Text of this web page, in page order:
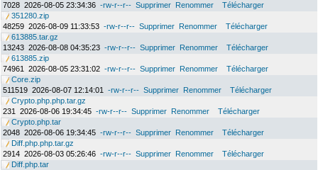
7028 2026-08-05 23:34:36 -rw-r--r-- Supprimer Renommer
Télécharger
351280.zip
48259 2026-08-09 11:33:53 -rw-r--r-- Supprimer Renommer
Télécharger
613885.tar.gz
13243 2026-08-08 04:35:23 -rw-r--r-- Supprimer Renommer
Télécharger
613885.zip
74961
2026-08-05 23:31:02 -rw-r--r-- Supprimer Renommer
Télécharger
Core.zip
511519 2026-08-07 12:14:01 -rw-r--r-- Supprimer Renommer
Télécharger
Crypto.php.php.tar.gz
231
2026-08-06 19:34:45 -rw-r--r-- Supprimer Renommer
Télécharger
Crypto.php.tar
2048 2026-08-06 19:34:45 -rw-r--r-- Supprimer Renommer
Télécharger
Diff.php.php.tar.gz
2914 2026-08-03 05:26:46 -rw-r--r-- Supprimer Renommer
Télécharger
Diff.php.tar